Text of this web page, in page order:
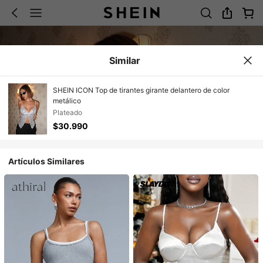
Similar
SHEIN ICON Top de tirantes girante delantero de color
metálico
Plateado
$30.990
Artículos Similares